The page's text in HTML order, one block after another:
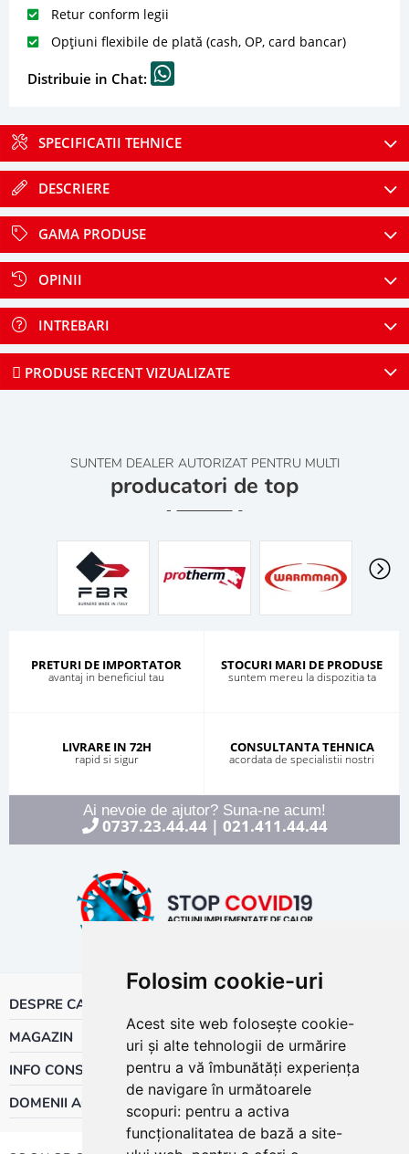
Folosim cookie-uri
Acest site web folosește cookie-
uri și alte tehnologii de urmărire
pentru a vă îmbunătăți experiența
de navigare în următoarele
scopuri: pentru a activa
funcționalitatea de bază a site-
Retur conform legii
Opțiuni flexibile de plată (cash, OP, card bancar)
Distribuie in Chat:
SPECIFICATII TEHNICE
DESCRIERE
GAMA PRODUSE
OPINII
INTREBARI
PRODUSE RECENT VIZUALIZATE
SUNTEM DEALER AUTORIZAT PENTRU MULTI
producatori de top
PRETURI DE IMPORTATOR
avantaj in beneficiul tau
STOCURI MARI DE PRODUSE
suntem mereu la dispozitia ta
LIVRARE IN 72H
rapid si sigur
CONSULTANTA TEHNICA
acordata de specialistii nostri
Ai nevoie de ajutor? Suna-ne acum!
0737.23.44.44| 021.411.44.44
DESPRE CALOR
MAGAZIN
INFO CONSUMATOR
DOMENII ACTIVITATE